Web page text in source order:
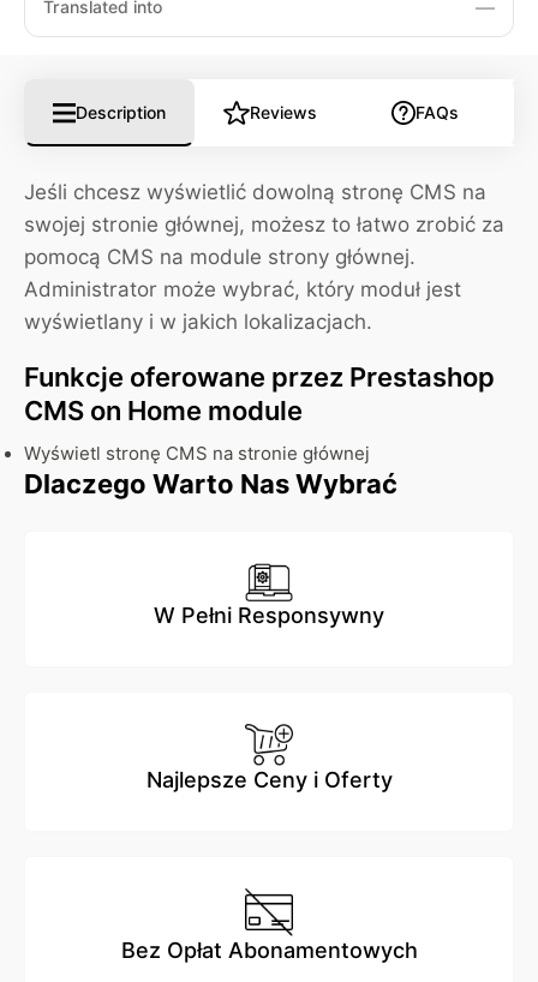
Translated into
—
Description Reviews FAQs
Jeśli chcesz wyświetlić dowolną stronę CMS na
swojej stronie głównej, możesz to łatwo zrobić za
pomocą CMS na module strony głównej.
Administrator może wybrać, który moduł jest
wyświetlany i w jakich lokalizacjach.
Funkcje oferowane przez Prestashop
CMS on Home module
Wyświetl stronę CMS na stronie głównej
Dlaczego Warto Nas Wybrać
W Pełni Responsywny
Najlepsze Ceny i Oferty
Bez Opłat Abonamentowych